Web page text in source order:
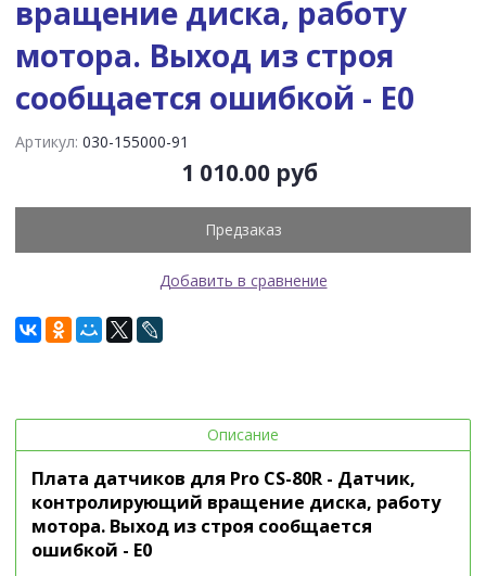
вращение диска, работу
мотора. Выход из строя
сообщается ошибкой - E0
Артикул: 030-155000-91
1 010.00 руб
Предзаказ
Добавить в сравнение
Описание
Плата датчиков для Pro CS-80R - Датчик,
контролирующий вращение диска, работу
мотора. Выход из строя сообщается
ошибкой - E0